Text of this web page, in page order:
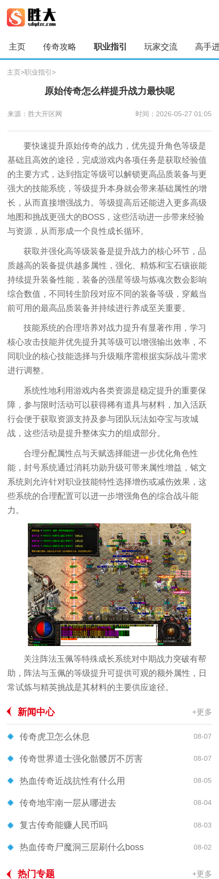
主页 传奇攻略 职业指引 玩家交流 高手
主页>职业指引>
原始传奇怎么样提升战力最快呢
来源：胜大开区网 时间：2026-05-27 01:05
要快速提升原始传奇的战力，优先提升角色等级是
基础且高效的途径，完成游戏内各项任务是获取经验值
的主要方式，达到指定等级可以解锁更高品质装备与更
强大的技能系统，等级提升本身就会带来基础属性的增
长，从而直接增强战力。等级提高后还能进入更多高级
地图和挑战更强大的BOSS，这些活动进一步带来经验
与资源，从而形成一个良性成长循环。
获取并强化高等级装备是提升战力的核心环节，品
质越高的装备提供越多属性，强化、精炼和宝石镶嵌能
持续提升装备性能，装备的强星等级与炼魂次数会影响
综合数值，不同转生阶段对应不同的装备等级，穿戴当
前可用的最高品质装备并持续进行养成至关重要。
技能系统的合理培养对战力提升有显著作用，学习
核心攻击技能并优先提升其等级可以增强输出效率，不
同职业的核心技能选择与升级顺序需根据实际战斗需求
进行调整。
系统性地利用游戏内各类资源是稳定提升的重要保
障，参与限时活动可以获得稀有道具与材料，加入活跃
行会便于获取资源支持及参与团队玩法如夺宝与攻城
战，这些活动是提升整体实力的组成部分。
合理分配属性点与天赋选择能进一步优化角色性
能，封号系统通过消耗功勋升级可带来属性增益，铭文
系统则允许针对职业技能特性选择增伤或减伤效果，这
些系统的合理配置可以进一步增强角色的综合战斗能
力。
关注阵法玉佩等特殊成长系统对中期战力突破有帮
助，阵法与玉佩的等级提升可提供可观的额外属性，日
常试炼与精英挑战是其材料的主要供应途径。
新闻中心 +更多
传奇虎卫怎么休息 08-07
传奇世界道士强化骷髅厉不厉害 08-07
热血传奇近战抗性有什么用 08-05
传奇地牢南一层从哪进去 08-04
复古传奇能赚人民币吗 08-03
热血传奇尸魔洞三层刷什么boss 08-02
热门专题 +更多